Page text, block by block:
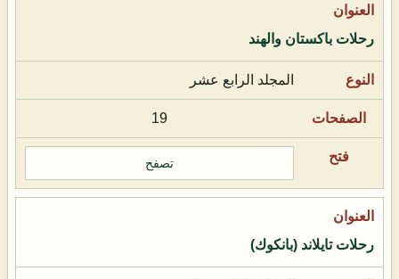
رحلات باكستان والهند
المجلد الرابع عشر
19
تصفح
رحلات تايلاند (بانكوك)